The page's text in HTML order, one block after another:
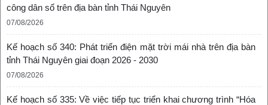
công dân số trên địa bàn tỉnh Thái Nguyên
07/08/2026
Kế hoạch số 340: Phát triển điện mặt trời mái nhà trên địa bàn
tỉnh Thái Nguyên giai đoạn 2026 - 2030
07/08/2026
Kế hoạch số 335: Về việc tiếp tục triển khai chương trình “Hóa